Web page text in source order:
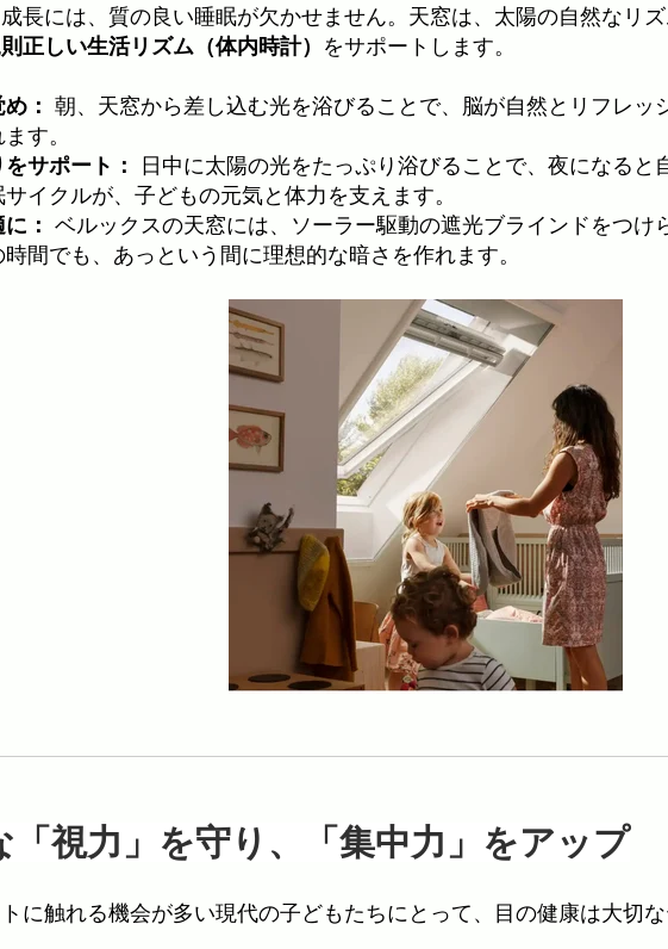
長には、質の良い睡眠が欠かせません。天窓は、太陽の自然なリ
正しい生活リズム（体内時計） をサポートします。
： 朝、天窓から差し込む光を浴びることで、脳が自然とリフレッ
す。
サポート： 日中に太陽の光をたっぷり浴びることで、夜になると
イクルが、子どもの元気と体力を支えます。
： ベルックスの天窓には、ソーラー駆動の遮光ブラインドをつけ
間でも、あっという間に理想的な暗さを作れます。
「視力」を守り、「集中力」をアップ
に触れる機会が多い現代の子どもたちにとって、目の健康は大切な